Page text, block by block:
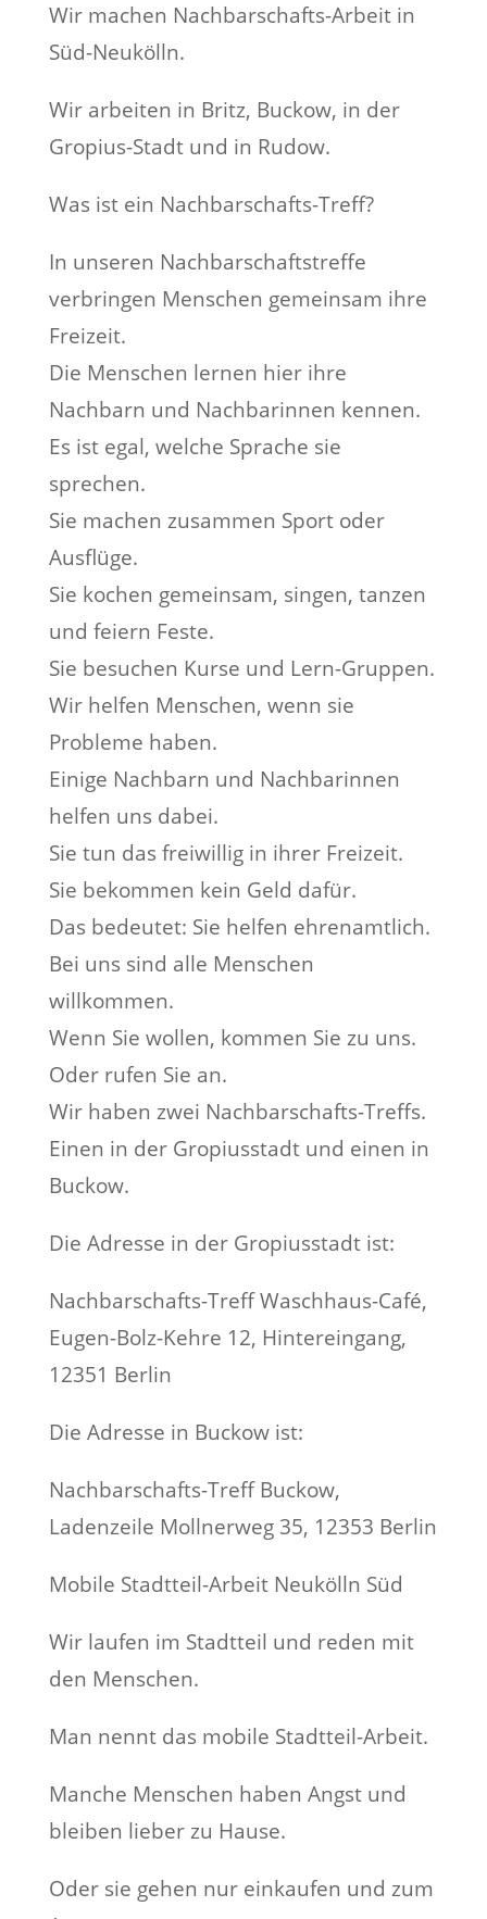
Wir machen Nachbarschafts-Arbeit in
Süd-Neukölln.
Wir arbeiten in Britz, Buckow, in der
Gropius-Stadt und in Rudow.
Was ist ein Nachbarschafts-Treff?
In unseren Nachbarschaftstreffe
verbringen Menschen gemeinsam ihre
Freizeit.
Die Menschen lernen hier ihre
Nachbarn und Nachbarinnen kennen.
Es ist egal, welche Sprache sie
sprechen.
Sie machen zusammen Sport oder
Ausflüge.
Sie kochen gemeinsam, singen, tanzen
und feiern Feste.
Sie besuchen Kurse und Lern-Gruppen.
Wir helfen Menschen, wenn sie
Probleme haben.
Einige Nachbarn und Nachbarinnen
helfen uns dabei.
Sie tun das freiwillig in ihrer Freizeit.
Sie bekommen kein Geld dafür.
Das bedeutet: Sie helfen ehrenamtlich.
Bei uns sind alle Menschen
willkommen.
Wenn Sie wollen, kommen Sie zu uns.
Oder rufen Sie an.
Wir haben zwei Nachbarschafts-Treffs.
Einen in der Gropiusstadt und einen in
Buckow.
Die Adresse in der Gropiusstadt ist:
Nachbarschafts-Treff Waschhaus-Café,
Eugen-Bolz-Kehre 12, Hintereingang,
12351 Berlin
Die Adresse in Buckow ist:
Nachbarschafts-Treff Buckow,
Ladenzeile Mollnerweg 35, 12353 Berlin
Mobile Stadtteil-Arbeit Neukölln Süd
Wir laufen im Stadtteil und reden mit
den Menschen.
Man nennt das mobile Stadtteil-Arbeit.
Manche Menschen haben Angst und
bleiben lieber zu Hause.
Oder sie gehen nur einkaufen und zum